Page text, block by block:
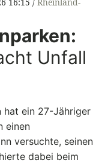
16:15
Rheinland-
Unfall
hat ein 27-Jähriger
einen
versuchte, seinen
dabei beim